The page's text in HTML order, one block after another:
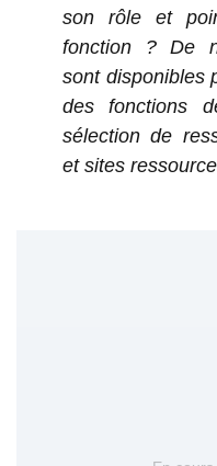
son rôle et
fonction ? De
sont disponibles
des fonctions
sélection de
et sites